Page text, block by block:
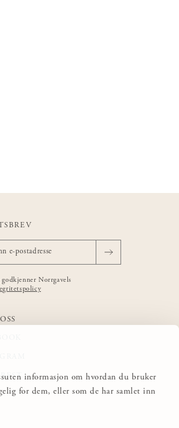
informasjon om hvordan du bruker
for dem, eller som de har samlet inn
godkjenner Norrgavels